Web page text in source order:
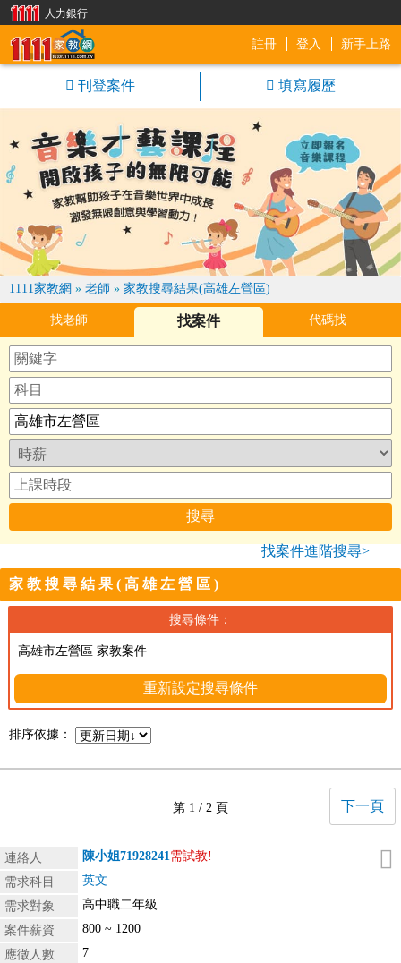
註冊 登入 新手上路
刊登案件 填寫履歷
1111家教網 » 老師 » 家教搜尋結果(高雄左營區)
找老師 找案件 代碼找
找案件進階搜尋>
家教搜尋結果(高雄左營區)
搜尋條件：
高雄市左營區 家教案件
重新設定搜尋條件
排序依據：
第 1 / 2 頁 下一頁
連絡人 陳小姐71928241需試教!
需求科目
英文
需求對象
高中職二年級
案件薪資
800 ~ 1200
應徵人數
7
人力銀行